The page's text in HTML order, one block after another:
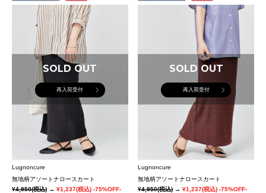
SOLD OUT
再入荷受付
Lugnoncure
無地柄アソートナロースカート
¥4,950(税込) → ¥1,237(税込) -75%OFF-
SOLD OUT
再入荷受付
Lugnoncure
無地柄アソートナロースカート
¥4,950(税込)→¥1,237(税込) -75%OFF-